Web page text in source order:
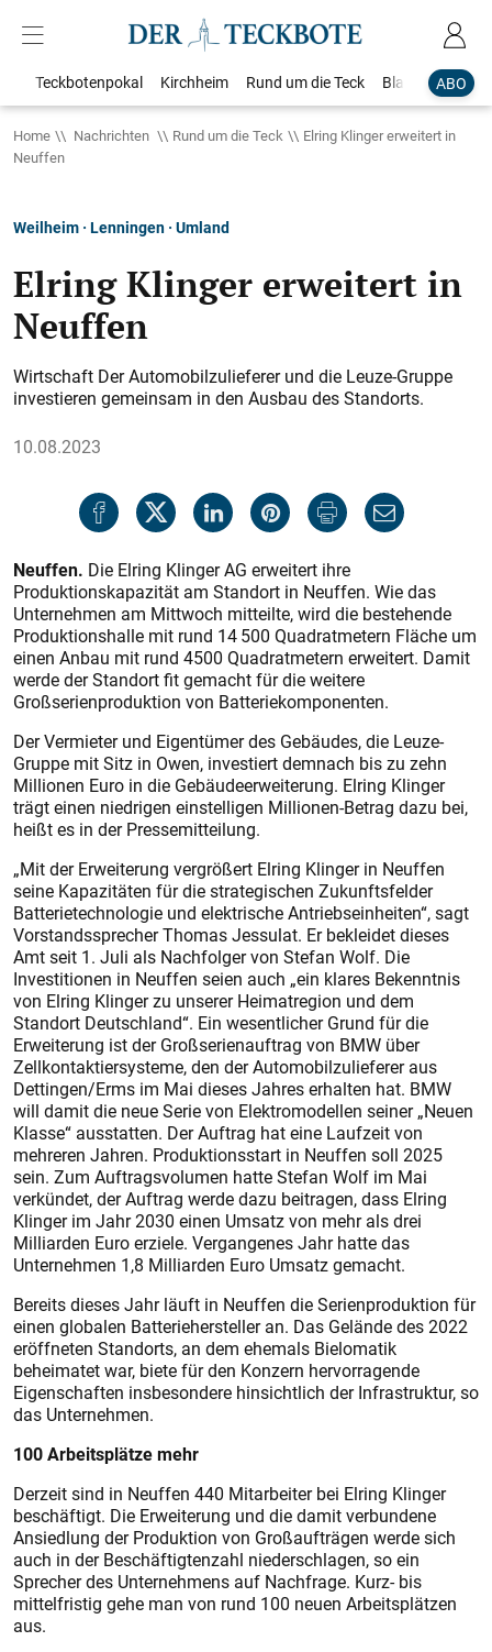
ABO
Teckbotenpokal Kirchheim Rund um die Teck Blaulicht
Home Nachrichten Rund um die Teck
Elring Klinger erweitert in
Neuffen
Weilheim · Lenningen · Umland
Elring Klinger erweitert in
Neuffen
Wirtschaft Der Automobilzulieferer und die Leuze-Gruppe
investieren gemeinsam in den Ausbau des Standorts.
10.08.2023
Neuffen. Die Elring Klinger AG erweitert ihre
Produktionskapazität am Standort in Neuffen. Wie das
Unternehmen am Mittwoch mitteilte, wird die bestehende
Produktionshalle mit rund 14 500 Quadratmetern Fläche um
einen Anbau mit rund 4500 Quadratmetern erweitert. Damit
werde der Standort fit gemacht für die weitere
Großserienproduktion von Batteriekomponenten.
Der Vermieter und Eigentümer des Gebäudes, die Leuze-
Gruppe mit Sitz in Owen, investiert demnach bis zu zehn
Millionen Euro in die Gebäudeerweiterung. Elring Klinger
trägt einen niedrigen einstelligen Millionen-Betrag dazu bei,
heißt es in der Pressemitteilung.
„Mit der Erweiterung vergrößert Elring Klinger in Neuffen
seine Kapazitäten für die strategischen Zukunftsfelder
Batterietechnologie und elektrische Antriebseinheiten“, sagt
Vorstandssprecher Thomas Jessulat. Er bekleidet dieses
Amt seit 1. Juli als Nachfolger von Stefan Wolf. Die
Investitionen in Neuffen seien auch „ein klares Bekenntnis
von Elring Klinger zu unserer Heimatregion und dem
Standort Deutschland“. Ein wesentlicher Grund für die
Erweiterung ist der Großserienauftrag von BMW über
Zellkontaktiersysteme, den der Automobilzulieferer aus
Dettingen/Erms im Mai dieses Jahres erhalten hat. BMW
will damit die neue Serie von Elektromodellen seiner „Neuen
Klasse“ ausstatten. Der Auftrag hat eine Laufzeit von
mehreren Jahren. Produktionsstart in Neuffen soll 2025
sein. Zum Auftragsvolumen hatte Stefan Wolf im Mai
verkündet, der Auftrag werde dazu beitragen, dass Elring
Klinger im Jahr 2030 einen Umsatz von mehr als drei
Milliarden Euro erziele. Vergangenes Jahr hatte das
Unternehmen 1,8 Milliarden Euro Umsatz gemacht.
Bereits dieses Jahr läuft in Neuffen die Serienproduktion für
einen globalen Batteriehersteller an. Das Gelände des 2022
eröffneten Standorts, an dem ehemals Bielomatik
beheimatet war, biete für den Konzern hervorragende
Eigenschaften insbesondere hinsichtlich der Infrastruktur, so
das Unternehmen.
100 Arbeitsplätze mehr
Derzeit sind in Neuffen 440 Mitarbeiter bei Elring Klinger
beschäftigt. Die Erweiterung und die damit verbundene
Ansiedlung der Produktion von Großaufträgen werde sich
auch in der Beschäftigtenzahl niederschlagen, so ein
Sprecher des Unternehmens auf Nachfrage. Kurz- bis
mittelfristig gehe man von rund 100 neuen Arbeitsplätzen
aus.